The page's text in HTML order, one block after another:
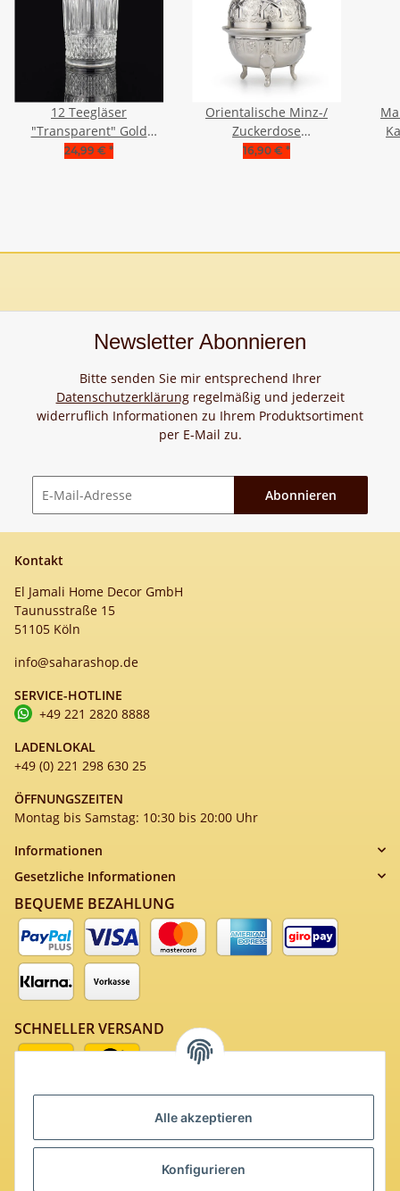
Alle akzeptieren
Konfigurieren
12 Teegläser
"Transparent" Gold
Rand
24,99 € *
Orientalische Minz-/
Zuckerdose
Aufbewahrungsdose
16,90 € *
Newsletter Abonnieren
Bitte senden Sie mir entsprechend Ihrer
Datenschutzerklärungregelmäßig und jederzeit
widerruflich Informationen zu Ihrem Produktsortiment
per E-Mail zu.
Abonnieren
Kontakt
El Jamali Home Decor GmbH
Taunusstraße 15
51105 Köln
info@saharashop.de
SERVICE-HOTLINE
+49 221 2820 8888
LADENLOKAL
+49 (0) 221 298 630 25
ÖFFNUNGSZEITEN
Montag bis Samstag: 10:30 bis 20:00 Uhr
Informationen
Gesetzliche Informationen
BEQUEME BEZAHLUNG
SCHNELLER VERSAND